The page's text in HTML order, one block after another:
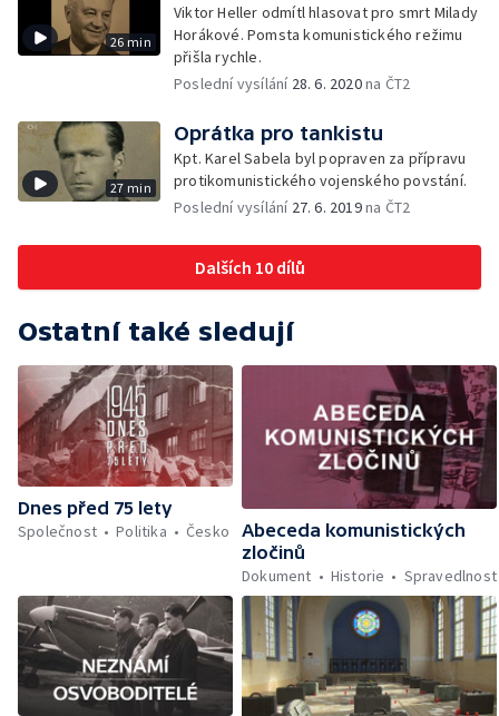
26 min
Viktor Heller odmítl hlasovat pro smrt Milady
Horákové. Pomsta komunistického režimu
přišla rychle.
Poslední vysílání 28. 6. 2020na ČT2
27 min
Oprátka pro tankistu
Kpt. Karel Sabela byl popraven za přípravu
protikomunistického vojenského povstání.
Poslední vysílání 27. 6. 2019na ČT2
Dalších 10 dílů
Ostatní také sledují
Dnes před 75 lety
Společnost
Politika Česko
Abeceda komunistických
zločinů
Dokument
Historie Spravedlnost